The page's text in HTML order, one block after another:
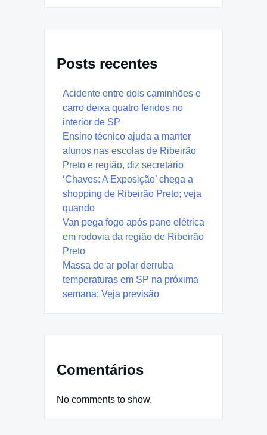
Posts recentes
Acidente entre dois caminhões e
carro deixa quatro feridos no
interior de SP
Ensino técnico ajuda a manter
alunos nas escolas de Ribeirão
Preto e região, diz secretário
‘Chaves: A Exposição’ chega a
shopping de Ribeirão Preto; veja
quando
Van pega fogo após pane elétrica
em rodovia da região de Ribeirão
Preto
Massa de ar polar derruba
temperaturas em SP na próxima
semana; Veja previsão
Comentários
No comments to show.